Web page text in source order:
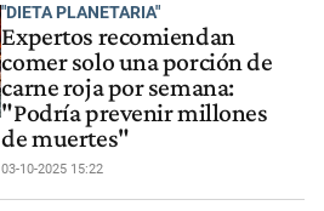
"DIETA PLANETARIA"
Expertos recomiendan
comer solo una porción de
carne roja por semana:
"Podría prevenir millones
de muertes"
03-10-2025 15:22